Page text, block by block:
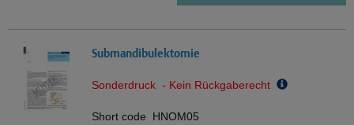
Submandibulektomie
Sonderdruck - Kein Rückgaberecht
Short code HNOM05